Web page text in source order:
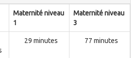
Maternité niveau
1
Maternité niveau
3
29 minutes 77 minutes